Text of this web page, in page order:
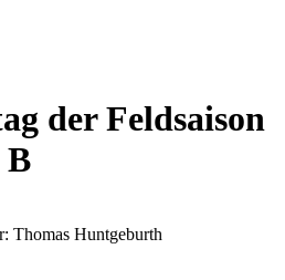
der Feldsaison
B
Thomas Huntgeburth